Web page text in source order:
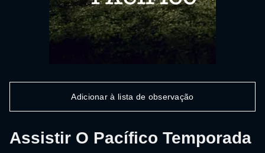
Assistir O Pacífico Temporada
Adicionar à lista de observação